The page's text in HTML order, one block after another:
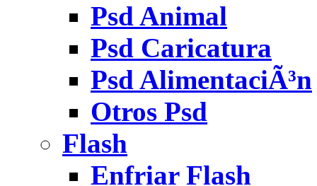
Psd Animal
Psd Caricatura
Psd AlimentaciÃ³n
Otros Psd
Flash
Enfriar Flash